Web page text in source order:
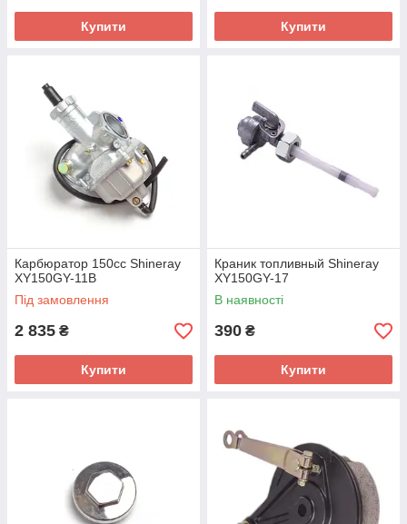
Купити Купити
Карбюратор 150сс Shineray
XY150GY-11B
Під замовлення
2 835 ₴
Купити
Краник топливный Shineray
XY150GY-17
В наявності
390 ₴
Купити